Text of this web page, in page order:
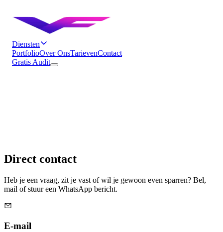
Diensten
PortfolioOver OnsTarievenContact
Gratis Audit
Direct contact
Heb je een vraag, zit je vast of wil je gewoon even sparren? Bel,
mail of stuur een WhatsApp bericht.
E-mail